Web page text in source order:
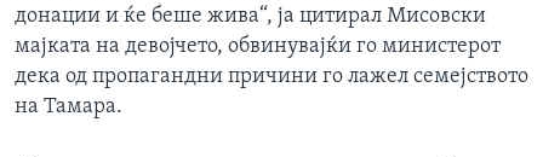
донации и ќе беше жива“, ја цитирал Мисовски
мајката на девојчето, обвинувајќи го министерот
дека од пропагандни причини го лажел семејството
на Тамара.